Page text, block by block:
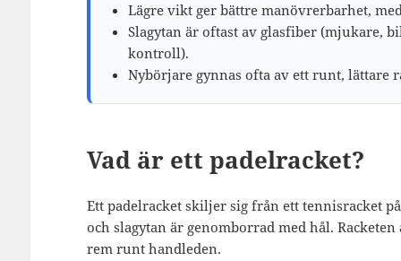
Lägre vikt ger bättre manövrerbarhet,
Slagytan är oftast av glasfiber (mjukare,
kontroll).
Nybörjare gynnas ofta av ett runt, lättare
Vad är ett padelracket?
Ett padelracket skiljer sig från ett tennisracket
och slagytan är genomborrad med hål.
rem runt handleden.